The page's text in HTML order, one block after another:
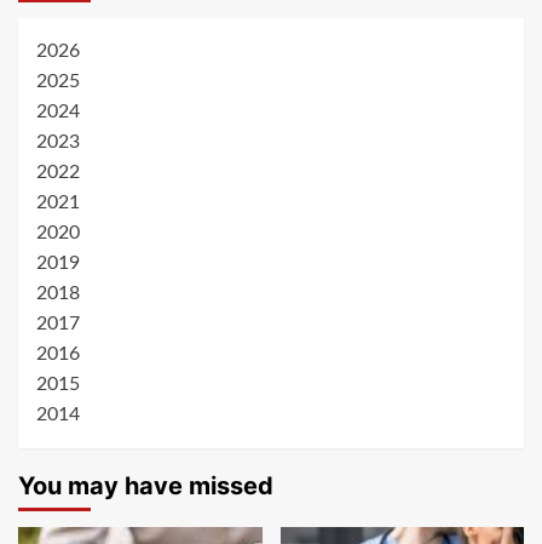
2026
2025
2024
2023
2022
2021
2020
2019
2018
2017
2016
2015
2014
You may have missed